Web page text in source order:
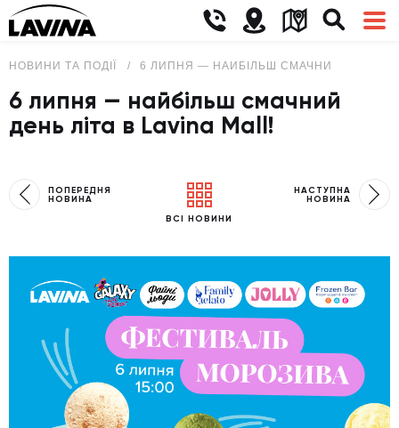
НОВИНИ ТА ПОДІЇ 6 ЛИПНЯ — НАЙБІЛЬШ СМАЧНИЙ ДЕНЬ
6 липня — найбільш смачний
день літа в Lavina Mall!
ПОПЕРЕДНЯ
НОВИНА
ВСІ НОВИНИ
НАСТУПНА
НОВИНА